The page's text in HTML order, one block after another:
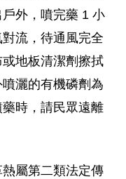
外，噴完藥 1 小
流，待通風完全
地板清潔劑擦拭
灑的有機磷劑為
時，請民眾遠離
屬第二類法定傳